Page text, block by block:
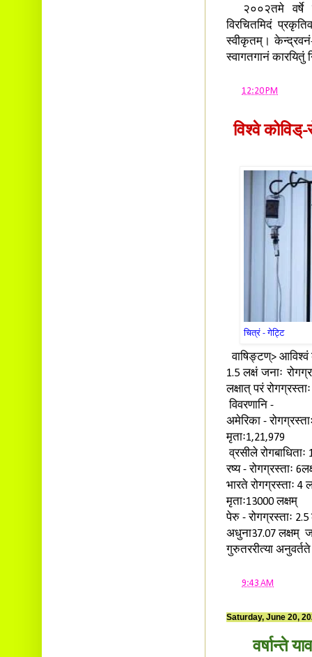
२००२तमे वर्षे
विरचितमिदं
स्वीकृतम्। केन्द्रवनं-
स्वागतगानं कारयितुं
12:20 PM
विश्वे कोविड्-
चित्रं - गेट्टि
वाषिङ्टण्> आविश्वं
1.5 लक्षं जनाः
लक्षात् परं
विवरणानि -
अमेरिका -
मृताः1,21,979
व्रसीले रोगबाधिताः
रष्य - रोगग्रस्ताः
भारते रोगग्रस्ताः 4
मृताः13000 लक्षम्
पेरु - रोगग्रस्ताः
अधुना37.07 लक्षम्
गुरुतररीत्या
9:43 AM
Saturday, June 20,
वर्षान्ते